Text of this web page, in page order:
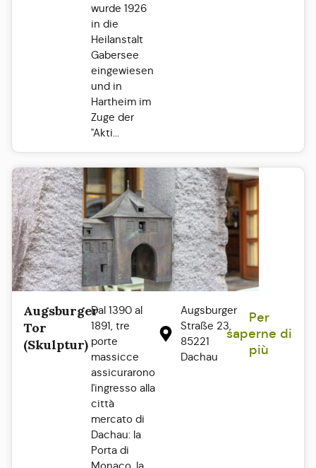
wurde 1926
in die
Heilanstalt
Gabersee
eingewiesen
und in
Hartheim im
Zuge der
"Akti...
Augsburger
Tor
(Skulptur)
Dal 1390 al
1891, tre
porte
massicce
assicurarono
l'ingresso alla
città
mercato di
Dachau: la
Porta di
Augsburger
Straße 23,
85221
Dachau
Per
saperne di
più